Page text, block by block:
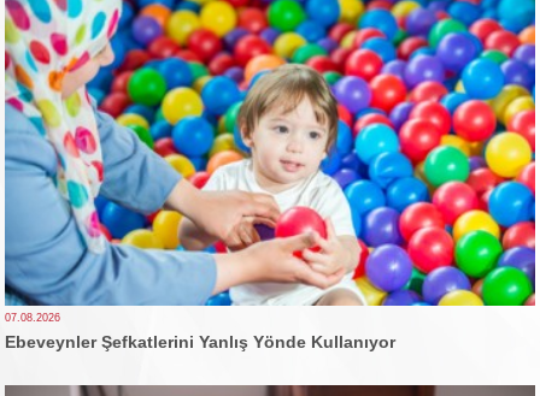
07.08.2026
Ebeveynler Şefkatlerini Yanlış Yönde Kullanıyor